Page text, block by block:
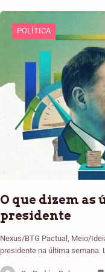
POLÍTICA
O que dizem
presidente
Nexus/BTG Pactual, Meio/
presidente na última semana.